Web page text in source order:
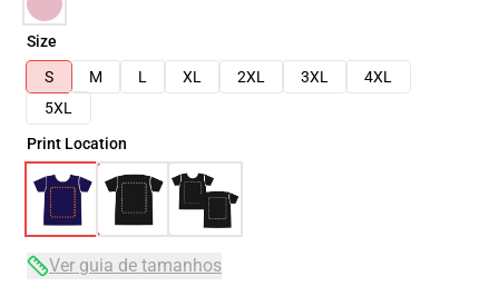
Size
S
M L XL 2XL 3XL
4XL
5XL
Print Location
Ver guia de tamanhos